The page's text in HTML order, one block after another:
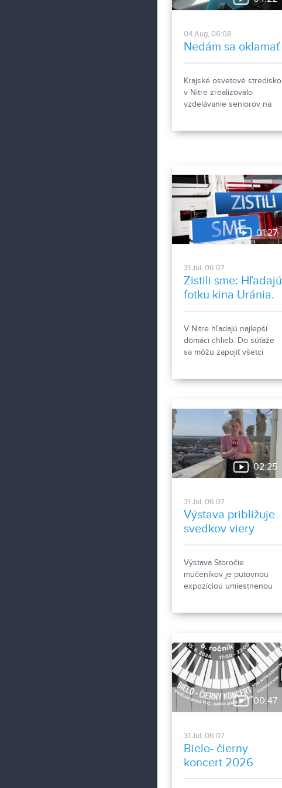
04.Aug, 06:08
Nedám sa oklamať
Krajské osvetové stredisko
v Nitre zrealizovalo
vzdelávanie seniorov na
najmä seniorom.
01:27
31.Jul, 06:07
Zistili sme: Hľadajú
fotku kina Uránia.
Naj chlebík z
Nitry
V Nitre hľadajú najlepší
domáci chlieb. Do súťaže
sa môžu zapojiť všetci
fotografii bývalého kina
Uránia.
02:25
31.Jul, 06:07
Výstava približuje
svedkov viery
Výstava Storočie
mučeníkov je putovnou
expozíciou umiestnenou
20. storočia z krajín
strednej a východnej
Európy a počas letnej
sezóny je sprístupnená
návštevníkom hradu.
00:47
31.Jul, 06:07
Bielo- čierny
koncert 2026